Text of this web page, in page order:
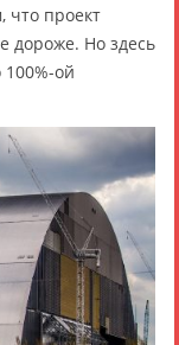
что проект
дороже. Но здесь
100%-ой